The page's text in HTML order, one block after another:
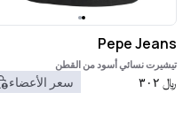
Pepe Jeans
تيشيرت نسائي أسود من القطن
﷼ ٣٠٢ سعر الأعضاء